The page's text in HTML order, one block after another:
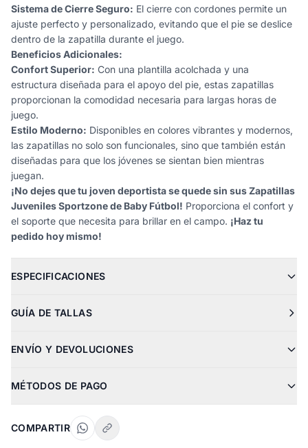
Sistema de Cierre Seguro: El cierre con cordones permite un
ajuste perfecto y personalizado, evitando que el pie se deslice
dentro de la zapatilla durante el juego.
Beneficios Adicionales:
Confort Superior: Con una plantilla acolchada y una
estructura diseñada para el apoyo del pie, estas zapatillas
proporcionan la comodidad necesaria para largas horas de
juego.
Estilo Moderno: Disponibles en colores vibrantes y modernos,
las zapatillas no solo son funcionales, sino que también están
diseñadas para que los jóvenes se sientan bien mientras
juegan.
¡No dejes que tu joven deportista se quede sin sus Zapatillas
Juveniles Sportzone de Baby Fútbol! Proporciona el confort y
el soporte que necesita para brillar en el campo. ¡Haz tu
pedido hoy mismo!
ESPECIFICACIONES
GUÍA DE TALLAS
ENVÍO Y DEVOLUCIONES
MÉTODOS DE PAGO
COMPARTIR